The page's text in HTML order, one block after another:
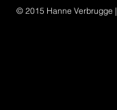
© 2015 Hanne Verbrugge |